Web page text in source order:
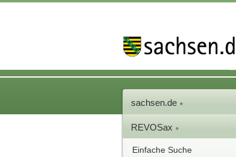
sachsen.de
REVOSax
Einfache Suche